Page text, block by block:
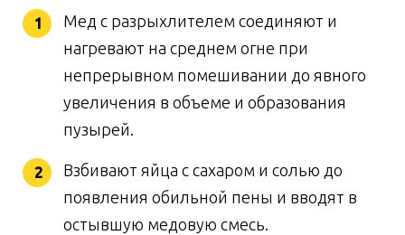
Мед с разрыхлителем соединяют и
нагревают на среднем огне при
непрерывном помешивании до явного
увеличения в объеме и образования
пузырей.
Взбивают яйца с сахаром и солью до
появления обильной пены и вводят в
остывшую медовую смесь.